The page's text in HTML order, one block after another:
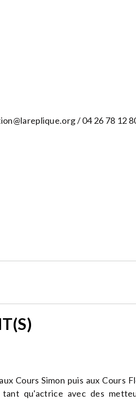
/ 04 26 78 12
Cours Simon puis aux Cours
qu'actrice avec des